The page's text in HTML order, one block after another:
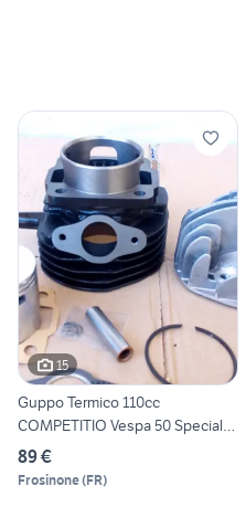
15
Guppo Termico 110cc
COMPETITIO Vespa 50 Special
PK
89 €
Frosinone(FR)